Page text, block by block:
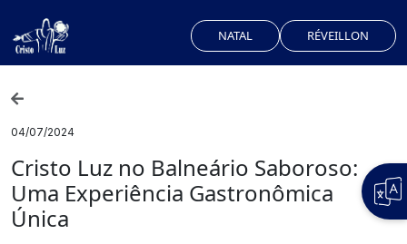
NATAL RÉVEILLON
04/07/2024
Cristo Luz no Balneário Saboroso:
Uma Experiência Gastronômica
Única